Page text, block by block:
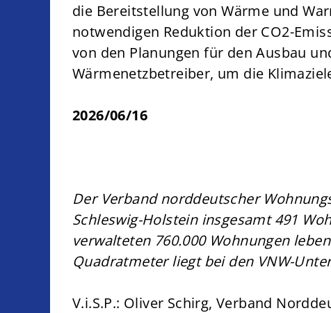
die Bereitstellung von Wärme und
notwendigen Reduktion der CO2-
von den Planungen für den Ausbau
Wärmenetzbetreiber, um die
2026/06/16
Der Verband norddeutscher
Schleswig-Holstein insgesamt 491
verwalteten 760.000 Wohnungen
Quadratmeter liegt bei den VNW-
V.i.S.P.: Oliver Schirg, Verband